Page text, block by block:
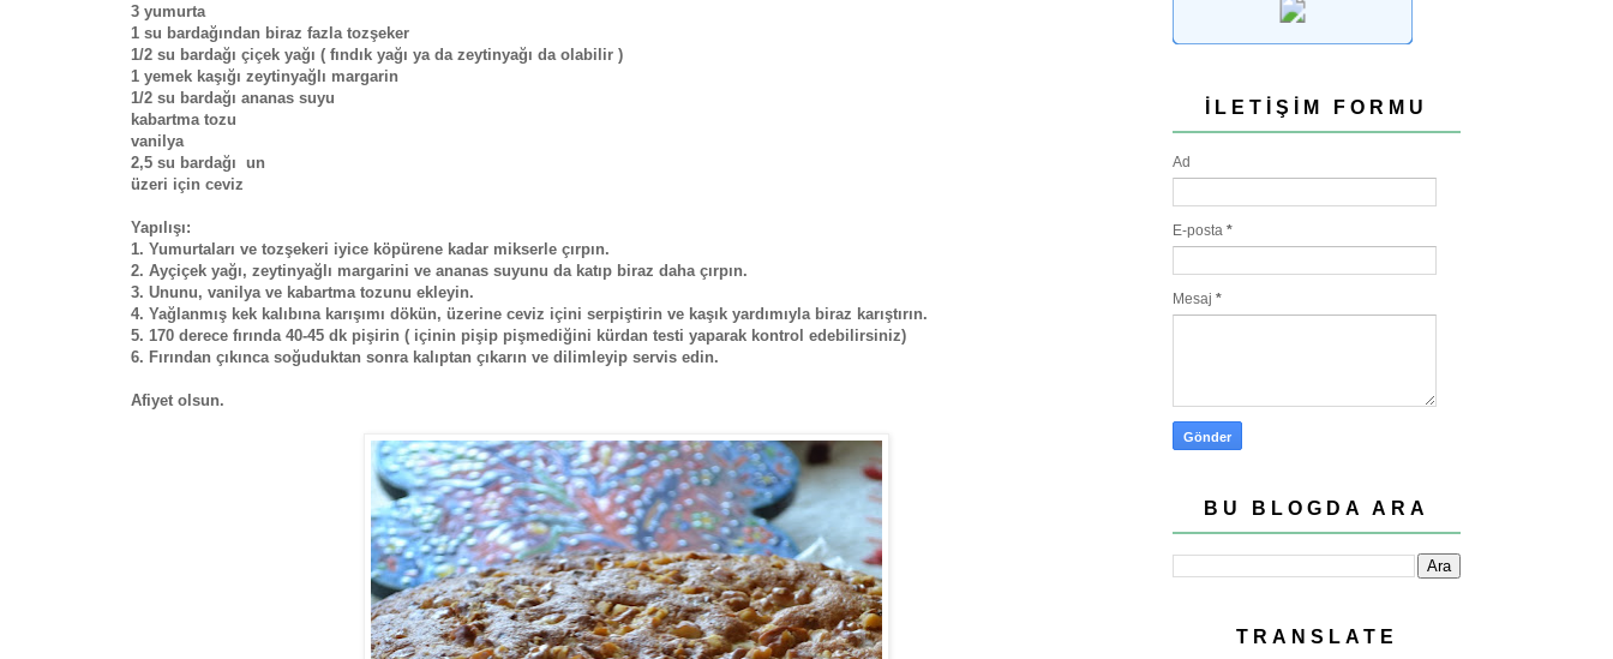
3 yumurta
1 su bardağından biraz fazla tozşeker
1/2 su bardağı çiçek yağı ( fındık yağı ya da zeytinyağı da olabilir )
1 yemek kaşığı zeytinyağlı margarin
1/2 su bardağı ananas suyu
kabartma tozu
vanilya
2,5 su bardağı un
üzeri için ceviz
Yapılışı:
1. Yumurtaları ve tozşekeri iyice köpürene kadar mikserle çırpın.
2. Ayçiçek yağı, zeytinyağlı margarini ve ananas suyunu da katıp biraz daha çırpın.
3. Ununu, vanilya ve kabartma tozunu ekleyin.
4. Yağlanmış kek kalıbına karışımı dökün, üzerine ceviz içini serpiştirin ve kaşık yardımıyla biraz karıştırın.
5. 170 derece fırında 40-45 dk pişirin ( içinin pişip pişmediğini kürdan testi yaparak kontrol edebilirsiniz)
6. Fırından çıkınca soğuduktan sonra kalıptan çıkarın ve dilimleyip servis edin.
Afiyet olsun.
İLETIŞIM FORMU
Ad
E-posta *
Mesaj *
BU BLOGDA ARA
TRANSLATE